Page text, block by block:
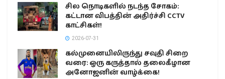
சில நொடிகளில் நடந்த சோகம்:
கட்டான விபத்தின் அதிர்ச்சி CCTV
காட்சிகள்!
2026-07-31
கல்முனையிலிருந்து சவுதி சிறை
வரை: ஒரு கருத்தால் தலைகீழான
அனோஜனின் வாழ்க்கை!